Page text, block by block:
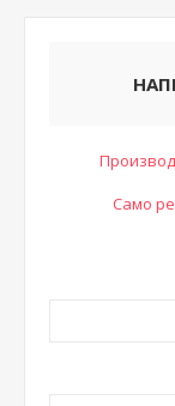
Само